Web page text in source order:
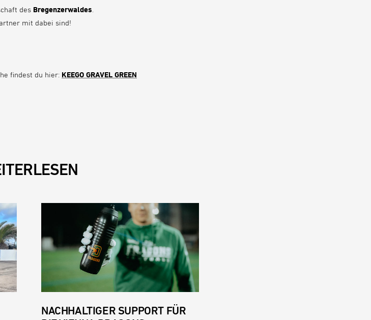
des Bregenzerwaldes
mit dabei sind!
findest du hier: KEEGO GRAVEL GREEN
NACHHALTIGER SUPPORT FÜR